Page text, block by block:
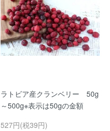
ラトビア産クランベリー 50g
～500g※表示は50gの金額
527円(税39円)